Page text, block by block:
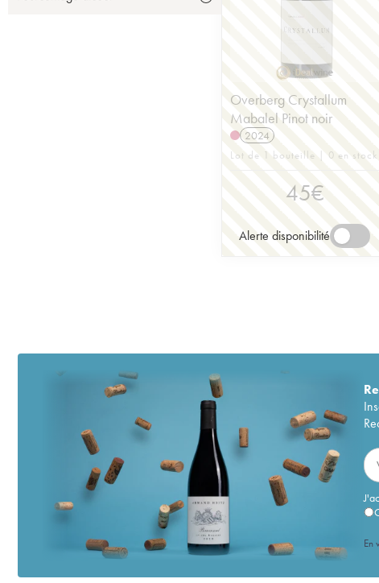
Overberg Crystallum
Mabalel Pinot noir
2024
Lot de 1 bouteille | 0 en stock
45€
Alerte disponibilité
En